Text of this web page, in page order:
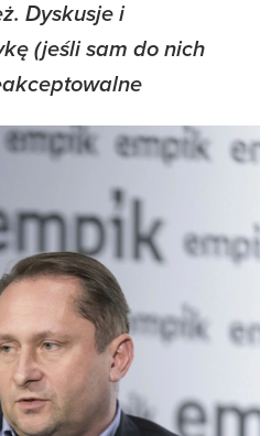
Dyskusje i
(jeśli sam do nich